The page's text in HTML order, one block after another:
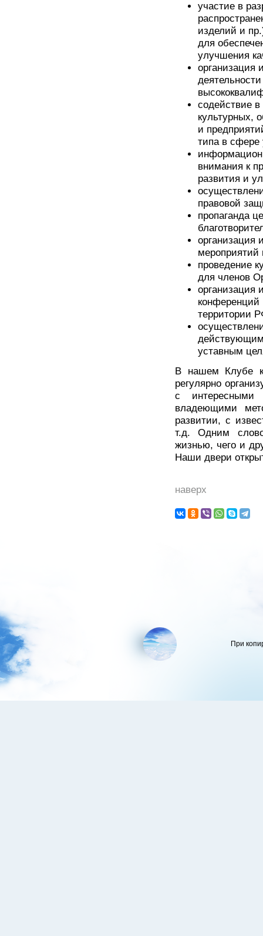
участие в
изделий и
для
улучшения
организация
содействие
культурных,
и
типа в сфере
внимания к
развития и
правовой
пропаганда
организация
мероприятий
проведение
для членов
организация
территории
уставным
В нашем Клубе
регулярно
с интересными
владеющими
развитии, с
т.д. Одним
жизнью, чего и
Наши двери
наверх
При